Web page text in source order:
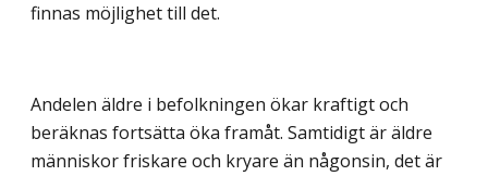
finnas möjlighet till det.
Andelen äldre i befolkningen ökar kraftigt och
beräknas fortsätta öka framåt. Samtidigt är äldre
människor friskare och kryare än någonsin, det är